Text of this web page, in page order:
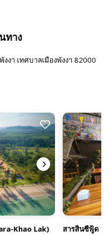
ทาง
งา เทศบาลเมืองพังงา 82000
Khao Lak) สารสินซีฟู้ด